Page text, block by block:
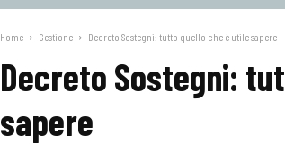
Home Gestione Decreto Sostegni: tutto quello che è utile sapere
Decreto Sostegni:
sapere